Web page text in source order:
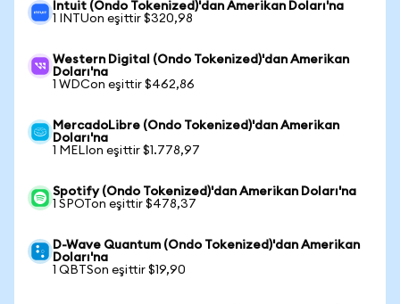
Intuit (Ondo Tokenized)'dan Amerikan Doları'na
1 INTUon eşittir $320,98
Western Digital (Ondo Tokenized)'dan Amerikan
Doları'na
1 WDCon eşittir $462,86
MercadoLibre (Ondo Tokenized)'dan Amerikan
Doları'na
1 MELIon eşittir $1.778,97
Spotify (Ondo Tokenized)'dan Amerikan Doları'na
1 SPOTon eşittir $478,37
D-Wave Quantum (Ondo Tokenized)'dan Amerikan
Doları'na
1 QBTSon eşittir $19,90